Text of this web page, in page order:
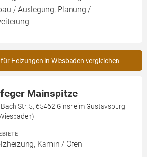
/ Auslegung, Planung /
Heizungen in Wiesbaden vergleichen
Mainspitze
Str. 5, 65462 Ginsheim Gustavsburg
Kamin / Ofen